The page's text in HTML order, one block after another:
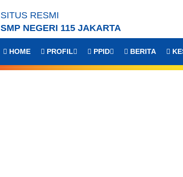
SITUS RESMI
SMP NEGERI 115 JAKARTA
HOME PROFIL PPID BERITA